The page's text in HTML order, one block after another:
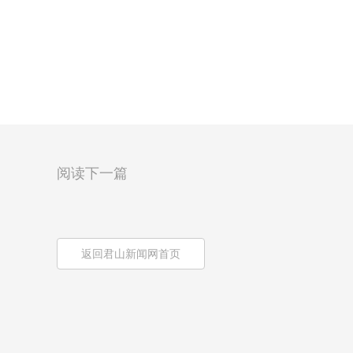
阅读下一篇
返回君山新闻网首页